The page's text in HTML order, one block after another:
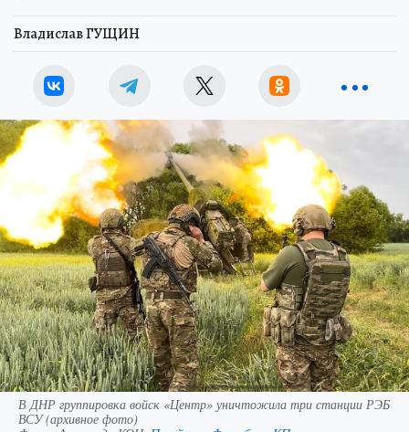
Владислав ГУЩИН
В ДНР группировка войск «Центр» уничтожила три станции РЭБ
ВСУ (архивное фото)